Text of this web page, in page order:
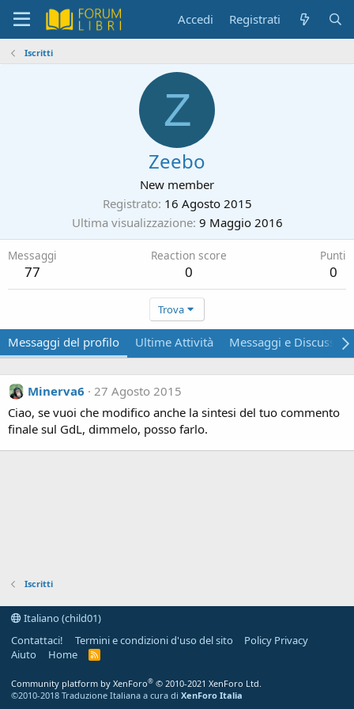
Accedi Registrati
Iscritti
Z
Zeebo
New member
Registrato 16 Agosto 2015
Ultima visualizzazione 9 Maggio 2016
Messaggi
77
Reaction score
0
Punti
0
Trova
Messaggi del profilo Ultime Attività Messaggi e
Minerva6
27 Agosto 2015
Ciao, se vuoi che modifico anche la sintesi del tuo commento
finale sul GdL, dimmelo, posso farlo.
Iscritti
Italiano (child01)
Contattaci!
Termini e condizioni d'uso del sito
Policy Privacy
Aiuto
Home
R
Community platform by XenForo® © 2010-2021 XenForo Ltd.
©2010-2018 Traduzione Italiana a cura di XenForo Italia